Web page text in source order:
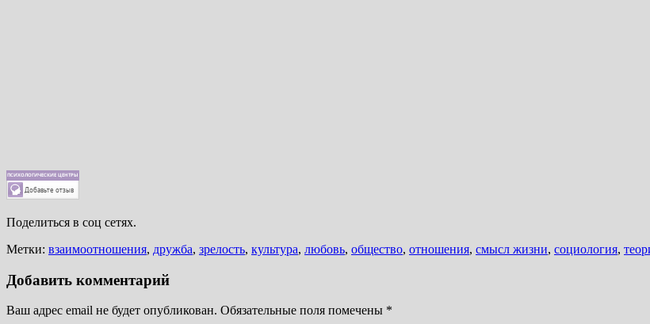
Поделиться в соц сетях.
Метки: взаимоотношения, дружба, зрелость, культура, любовь, общество, отношения, смысл жизни, социология,
Добавить комментарий
Ваш адрес email не будет опубликован. Обязательные поля помечены *